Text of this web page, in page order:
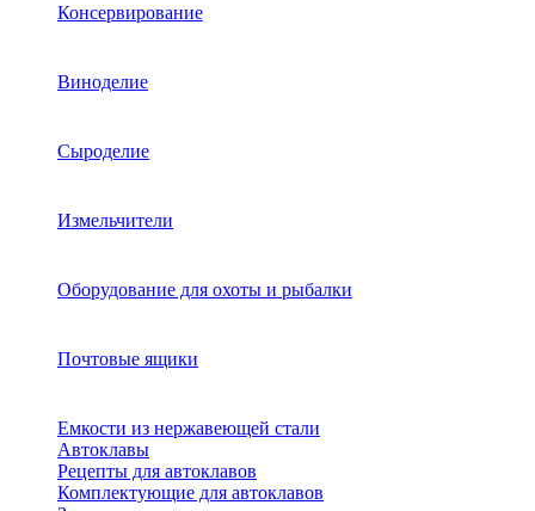
Консервирование
Виноделие
Сыроделие
Измельчители
Оборудование для охоты и рыбалки
Почтовые ящики
Емкости из нержавеющей стали
Автоклавы
Рецепты для автоклавов
Комплектующие для автоклавов